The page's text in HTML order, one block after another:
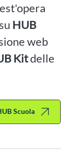
HUB
web
Kitdelle
Scuola